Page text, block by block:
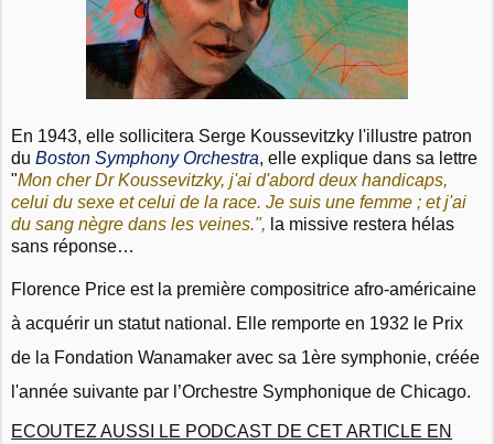
En 1943, elle sollicitera Serge Koussevitzky l'illustre patron
duBoston Symphony Orchestra, elle explique dans sa lettre
"Mon cher Dr Koussevitzky, j'ai d'abord deux handicaps,
celui du sexe et celui de la race. Je suis une femme ; et j'ai
du sang nègre dans les veines.", la missive restera hélas
sans réponse…
Florence Price est la première compositrice afro-américaine
à acquérir un statut national. Elle remporte en 1932 le Prix
de la Fondation Wanamaker avec sa 1ère symphonie, créée
l'année suivante par l’Orchestre Symphonique de Chicago.
ECOUTEZ AUSSI LE PODCAST DE CET ARTICLE EN